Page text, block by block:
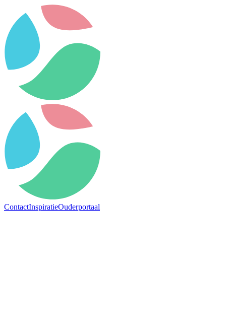
ContactInspiratieOuderportaal